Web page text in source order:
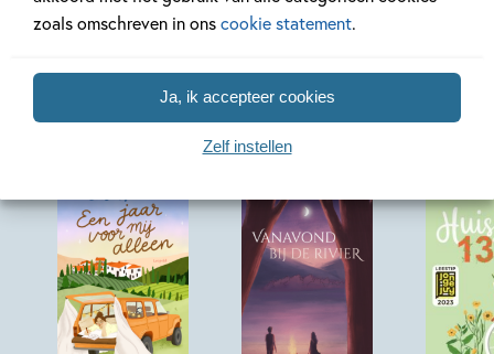
zoals omschreven in onscookie statement.
Ja, ik accepteer cookies
Zelf instellen
Meer van deze auteur
Paperback Paperback
Paperback